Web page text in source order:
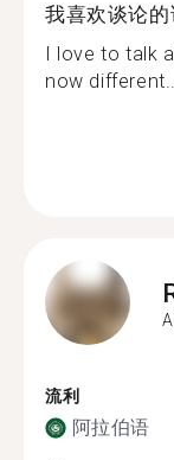
我喜欢谈论的
I love to talk
now different...
流利
阿拉伯语